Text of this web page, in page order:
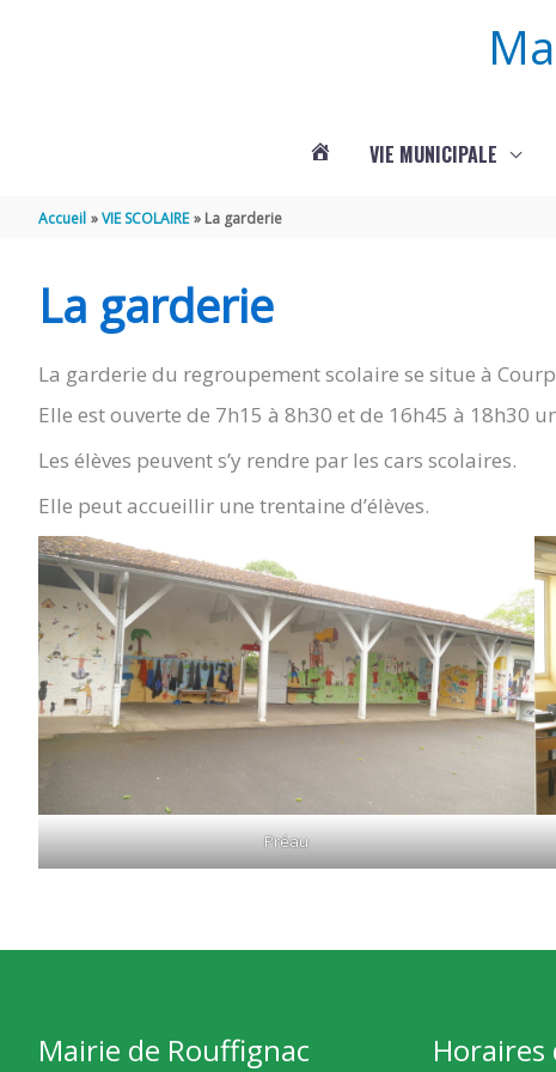
VIE MUNICIPALE
Accueil VIE SCOLAIRE La garderie
La garderie
La garderie du regroupement scolaire se situe à
Elle est ouverte de 7h15 à 8h30 et de 16h45 à 18h30
Les élèves peuvent s’y rendre par les cars scolaires.
Elle peut accueillir une trentaine d’élèves.
Préau
Mairie de Rouffignac
Horaires